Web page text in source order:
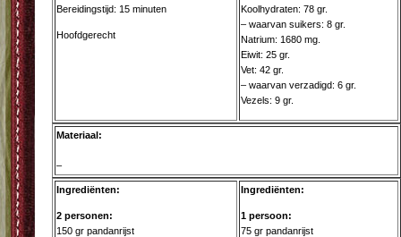
Bereidingstijd: 15 minuten
Hoofdgerecht
Koolhydraten: 78 gr.
– waarvan suikers: 8 gr.
Natrium: 1680 mg.
Eiwit: 25 gr.
Vet: 42 gr.
– waarvan verzadigd: 6 gr.
Vezels: 9 gr.
Materiaal:
–
Ingrediënten:
2 personen:
150 gr pandanrijst
Ingrediënten:
1 persoon:
75 gr pandanrijst